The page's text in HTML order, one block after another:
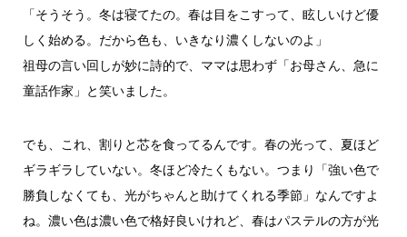
「そうそう。冬は寝てたの。春は目をこすって、眩しいけど優
しく始める。だから色も、いきなり濃くしないのよ」
祖母の言い回しが妙に詩的で、ママは思わず「お母さん、急に
童話作家」と笑いました。
でも、これ、割りと芯を食ってるんです。春の光って、夏ほど
ギラギラしていない。冬ほど冷たくもない。つまり「強い色で
勝負しなくても、光がちゃんと助けてくれる季節」なんですよ
ね。濃い色は濃い色で格好良いけれど、春はパステルの方が光